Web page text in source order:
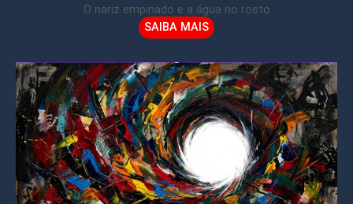
O nariz empinado e a água no rosto
SAIBA MAIS